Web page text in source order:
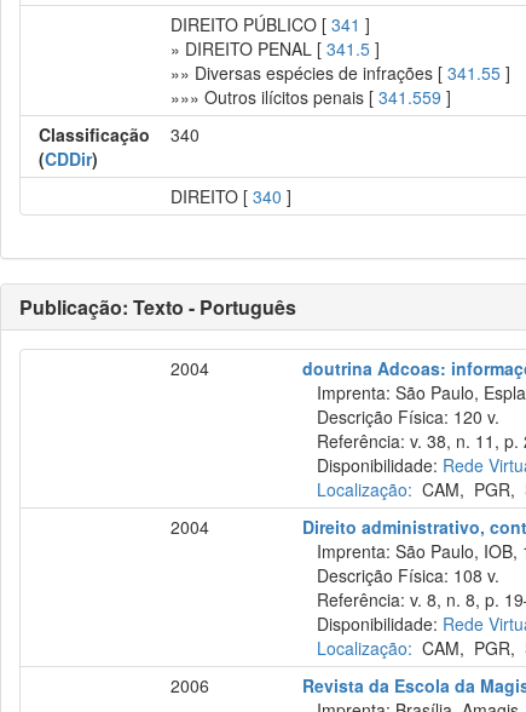
DIREITO PÚBLICO [341 ]
» DIREITO PENAL [341.5 ]
»» Diversas espécies de infrações [341.55 ]
»»» Outros ilícitos penais [341.559 ]
Classificação
(CDDir)
340
DIREITO [340 ]
Publicação: Texto - Português
2004
doutrina Adcoas:
Imprenta: São Paulo,
Descrição Física: 120 v.
Referência: v. 38, n. 11,
Disponibilidade: Rede
Localização: CAM, PGR,
2004
Direito administrativo,
Imprenta: São Paulo, IOB,
Descrição Física: 108 v.
Referência: v. 8, n. 8, p.
Disponibilidade: Rede
Localização: CAM, PGR,
2006
Revista da Escola da